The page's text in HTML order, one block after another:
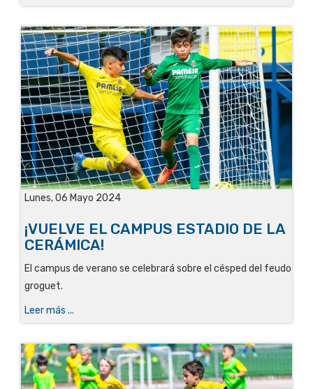
Lunes, 06 Mayo 2024
¡VUELVE EL CAMPUS ESTADIO DE LA
CERÁMICA!
El campus de verano se celebrará sobre el césped del feudo
groguet.
Leer más ...